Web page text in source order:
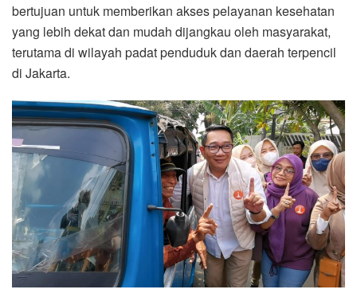
bertujuan untuk memberikan akses pelayanan kesehatan
yang lebih dekat dan mudah dijangkau oleh masyarakat,
terutama di wilayah padat penduduk dan daerah terpencil
di Jakarta.